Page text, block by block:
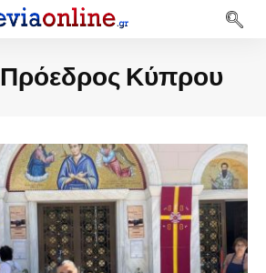
Πρόεδρος Κύπρου